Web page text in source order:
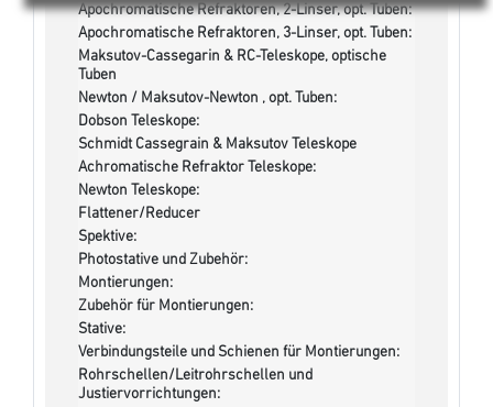
Apochromatische Refraktoren, 2-Linser, opt. Tuben:
Apochromatische Refraktoren, 3-Linser, opt. Tuben:
Maksutov-Cassegarin & RC-Teleskope, optische
Tuben
Newton / Maksutov-Newton , opt. Tuben:
Dobson Teleskope:
Schmidt Cassegrain & Maksutov Teleskope
Achromatische Refraktor Teleskope:
Newton Teleskope:
Flattener/Reducer
Spektive:
Photostative und Zubehör:
Montierungen:
Zubehör für Montierungen:
Stative:
Verbindungsteile und Schienen für Montierungen:
Rohrschellen/Leitrohrschellen und
Justiervorrichtungen: